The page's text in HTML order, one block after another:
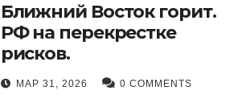
Ближний Восток горит.
РФ на перекрестке
рисков.
МАР 31, 2026 0 COMMENTS